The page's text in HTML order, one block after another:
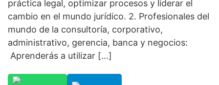
práctica legal, optimizar procesos y liderar el
cambio en el mundo jurídico. 2. Profesionales del
mundo de la consultoría, corporativo,
administrativo, gerencia, banca y negocios:
Aprenderás a utilizar […]